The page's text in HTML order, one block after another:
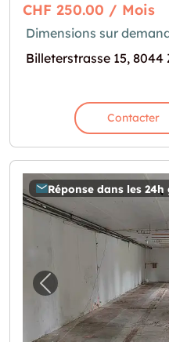
CHF 250.00 / Mois
Dimensions sur
Billeterstrasse 15, 8044
Contacter
Réponse dans les
Image